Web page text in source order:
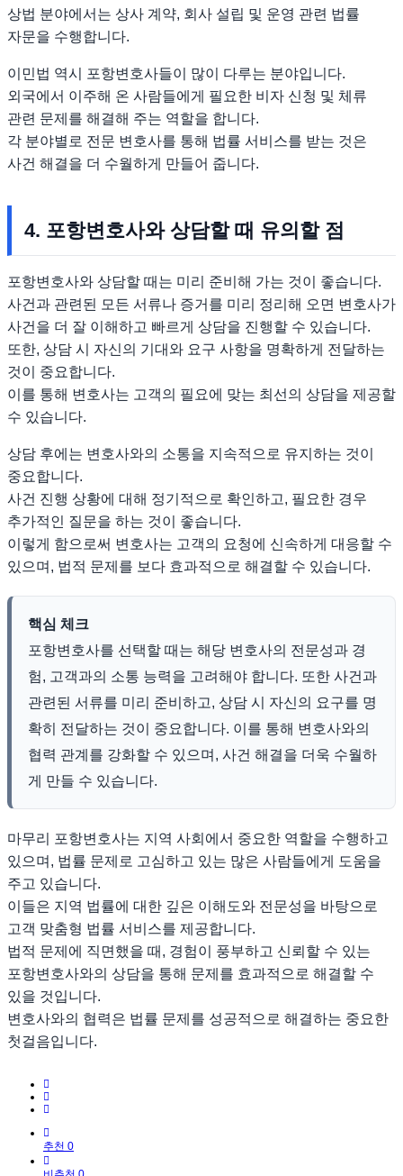
상법 분야에서는 상사 계약, 회사 설립 및 운영 관련 법률
자문을 수행합니다.
이민법 역시 포항변호사들이 많이 다루는 분야입니다.
외국에서 이주해 온 사람들에게 필요한 비자 신청 및 체류
관련 문제를 해결해 주는 역할을 합니다.
각 분야별로 전문 변호사를 통해 법률 서비스를 받는 것은
사건 해결을 더 수월하게 만들어 줍니다.
4. 포항변호사와 상담할 때 유의할 점
포항변호사와 상담할 때는 미리 준비해 가는 것이 좋습니다.
사건과 관련된 모든 서류나 증거를 미리 정리해 오면 변호사가
사건을 더 잘 이해하고 빠르게 상담을 진행할 수 있습니다.
또한, 상담 시 자신의 기대와 요구 사항을 명확하게 전달하는
것이 중요합니다.
이를 통해 변호사는 고객의 필요에 맞는 최선의 상담을 제공할
수 있습니다.
상담 후에는 변호사와의 소통을 지속적으로 유지하는 것이
중요합니다.
사건 진행 상황에 대해 정기적으로 확인하고, 필요한 경우
추가적인 질문을 하는 것이 좋습니다.
이렇게 함으로써 변호사는 고객의 요청에 신속하게 대응할 수
있으며, 법적 문제를 보다 효과적으로 해결할 수 있습니다.
핵심 체크
포항변호사를 선택할 때는 해당 변호사의 전문성과 경
험, 고객과의 소통 능력을 고려해야 합니다. 또한 사건과
관련된 서류를 미리 준비하고, 상담 시 자신의 요구를 명
확히 전달하는 것이 중요합니다. 이를 통해 변호사와의
협력 관계를 강화할 수 있으며, 사건 해결을 더욱 수월하
게 만들 수 있습니다.
마무리 포항변호사는 지역 사회에서 중요한 역할을 수행하고
있으며, 법률 문제로 고심하고 있는 많은 사람들에게 도움을
주고 있습니다.
이들은 지역 법률에 대한 깊은 이해도와 전문성을 바탕으로
고객 맞춤형 법률 서비스를 제공합니다.
법적 문제에 직면했을 때, 경험이 풍부하고 신뢰할 수 있는
포항변호사와의 상담을 통해 문제를 효과적으로 해결할 수
있을 것입니다.
변호사와의 협력은 법률 문제를 성공적으로 해결하는 중요한
첫걸음입니다.
추천 0